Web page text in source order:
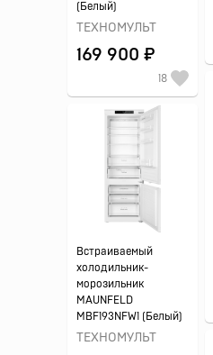
(Белый)
ТЕХНОМУЛЬТ
169 900 ₽
18
Встраиваемый
холодильник-
морозильник
MAUNFELD
MBF193NFW1 (Белый)
ТЕХНОМУЛЬТ